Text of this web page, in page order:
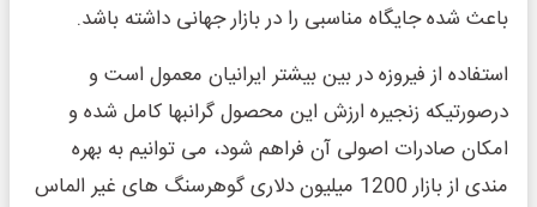
باعث شده جایگاه مناسبی را در بازار جهانی داشته باشد.
استفاده از فیروزه در بین بیشتر ایرانیان معمول است و
درصورتیکه زنجیره ارزش این محصول گرانبها کامل شده و
امکان صادرات اصولی آن فراهم شود، می توانیم به بهره
مندی از بازار 1200 میلیون دلاری گوهرسنگ های غیر الماس